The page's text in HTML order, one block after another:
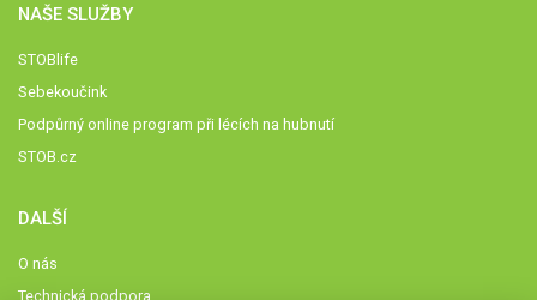
NAŠE SLUŽBY
STOBlife
Sebekoučink
Podpůrný online program při lécích na hubnutí
STOB.cz
DALŠÍ
O nás
Technická podpora